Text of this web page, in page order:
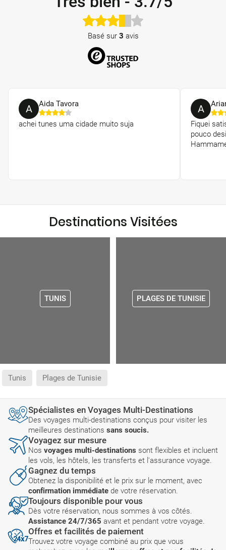
Basé sur 3 avis
A Aida Tavora
achei tunes uma cidade muito suja
A
Fiquei
pouco
Destinations Visitées
TUNIS PLAGES DE TUNISIE
Tunis Plages de Tunisie
Spécialistes en Voyages Multi-Destinations
Des voyages multi-destinations conçus pour visiter les
meilleures destinations sans soucis.
Voyagez sur mesure
Nos voyages multi-destinations sont flexibles et incluent
les vols, les hôtels, les transferts et l'assurance voyage.
Gagnez du temps
Obtenez la disponibilité et le prix sur le moment, avec
confirmation immédiate de votre réservation.
Toujours disponible pour vous
Dès votre réservation, nous sommes à vos côtés.
Assistance 24/7/365 avant et pendant votre voyage.
Offres et facilités de paiement
Trouvez votre voyage combiné au prix que vous